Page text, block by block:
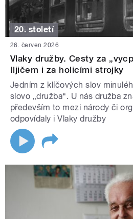
20. století
26. červen 2026
Vlaky družby. Cesty za
Iljičem i za holicími strojky
Jedním z klíčových slov
slovo „družba“. U nás družba
především to mezi národy či
odpovídaly i Vlaky družby